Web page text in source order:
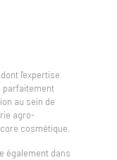
l'expertise
parfaitement
au sein de
agro-
cosmétique.
également dans